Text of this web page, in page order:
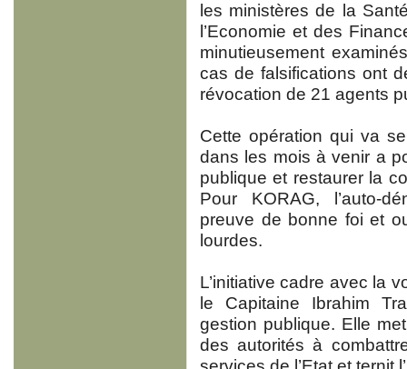
les ministères de la
l’Economie et des
minutieusement
cas de falsifications ont
révocation de 21 agents
Cette opération qui va
dans les mois à venir a
publique et restaurer la
Pour KORAG, l’auto-
preuve de bonne foi et
lourdes.
L’initiative cadre avec la
le Capitaine Ibrahim
gestion publique. Elle
des autorités à